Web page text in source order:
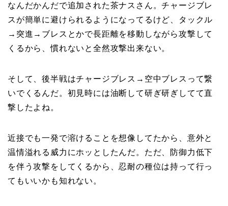
なんだかんだで追加された茶ナスさん。チャージブレ
スが簡単に避けられるようになってるけど、タックル
→突進→ブレスとかで長距離を移動しながら攻撃して
くるから、慣れないと全然攻撃出来ない。
そして、後半戦はチャージブレス→空中ブレスって繋
いでくるんだ。初見時には油断して研ぎ研ぎしてて直
撃したよね。
近接でも一発で溶けることを想像してたから、意外と
温情溢れる威力にホッとしたんだ。ただ、防御力低下
を伴う攻撃をしてくるから、忍耐の種位は持って行っ
てもいいかも知れない。